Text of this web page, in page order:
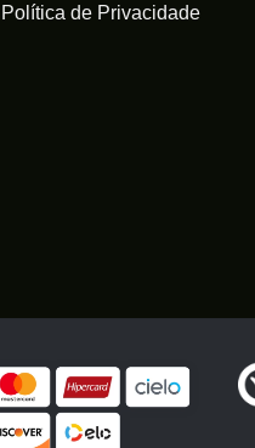
Política de Privacidade